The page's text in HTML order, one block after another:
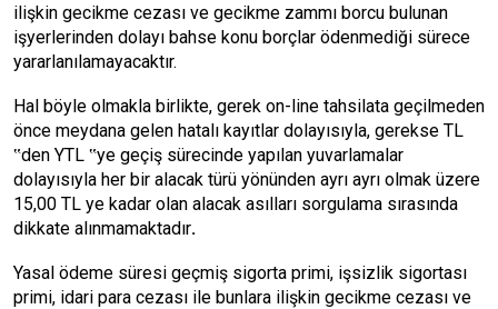
ilişkin gecikme cezası ve gecikme zammı borcu bulunan
işyerlerinden dolayı bahse konu borçlar ödenmediği sürece
yararlanılamayacaktır.
Hal böyle olmakla birlikte, gerek on-line tahsilata geçilmeden
önce meydana gelen hatalı kayıtlar dolayısıyla, gerekse TL
‟den YTL ‟ye geçiş sürecinde yapılan yuvarlamalar
dolayısıyla her bir alacak türü yönünden ayrı ayrı olmak üzere
15,00 TL ye kadar olan alacak asılları sorgulama sırasında
dikkate alınmamaktadır.
Yasal ödeme süresi geçmiş sigorta primi, işsizlik sigortası
primi, idari para cezası ile bunlara ilişkin gecikme cezası ve